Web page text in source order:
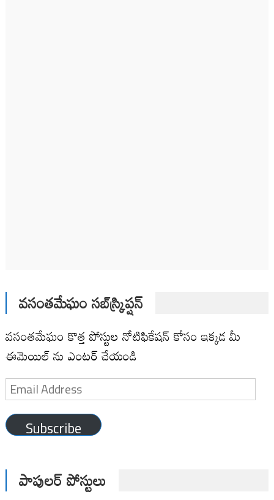
వసంతమేఘం సబ్‌స్క్రిప్షన్
వసంతమేఘం కొత్త పోస్టుల నోటిఫికేషన్ కోసం ఇక్కడ మీ
ఈమెయిల్ ను ఎంటర్ చేయండి
Email
Address
Subscribe
పాపులర్ పోస్టులు